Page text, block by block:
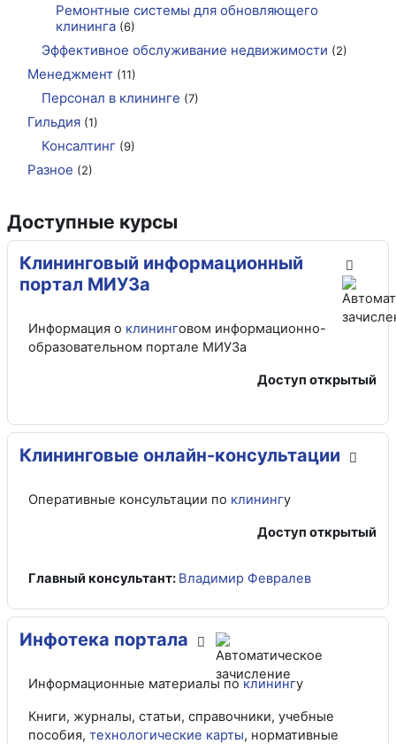
Ремонтные системы для обновляющего
клининга (6)
Эффективное обслуживание недвижимости (2)
Менеджмент (11)
Персонал в клининге (7)
Гильдия (1)
Консалтинг (9)
Разное (2)
Доступные курсы
Клининговый информационный
портал МИУЗа
Информация о клининговом информационно-
образовательном портале МИУЗа
Доступ открытый
Клининговые онлайн-консультации
Оперативные консультации по клинингу
Доступ открытый
Главный консультант: Владимир Февралев
Инфотека портала
Информационные материалы поклинингу
Книги, журналы, статьи, справочники, учебные
пособия, технологические карты, нормативные